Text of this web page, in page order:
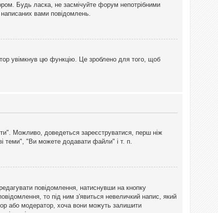
Будь ласка, не засмічуйте форум непотрібними
вами повідомлень.
увімкнув цю функцію. Це зроблено для того, щоб
Можливо, доведеться зареєструватися, перш ніж
теми", "Ви можете додавати файли" і т. п.
повідомлення, натиснувши на кнопку
то під ним з'явиться невеличкий напис, який
або модератор, хоча вони можуть залишити